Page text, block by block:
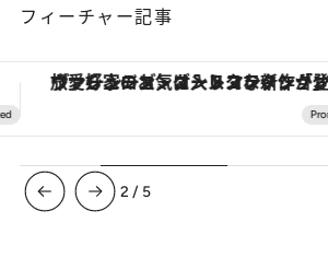
フィーチャー記事
【夏限定ディナーコース】旬を迎える稚鮎や花ズッキーニなどをイタリア・トスカーナの郷土料理の手法
3 / 5